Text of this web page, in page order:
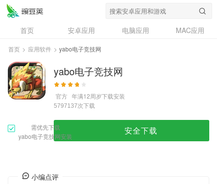
首页 安卓应用 电脑应用
MAC应用
资讯
专题
问答
首页 > 应用软件 > yabo电子竞技网
yabo电子竞技网
官方 年满12周岁下载安装
5797137次下载
需优先下载
yabo电子竞技网安装
安全下载
小编点评